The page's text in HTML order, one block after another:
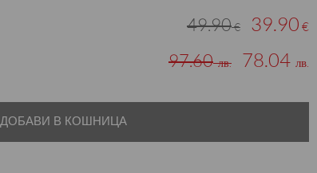
49.90€ 39.90 €
97.60лв. 78.04 лв.
ДОБАВИ В КОШНИЦА